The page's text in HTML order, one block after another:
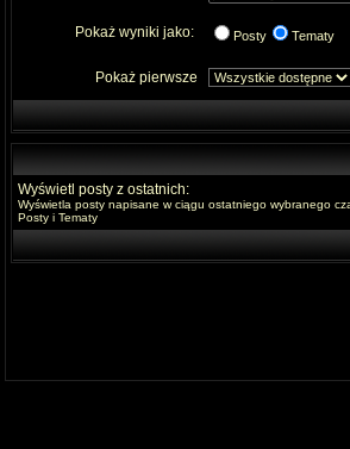
Pokaż wyniki jako: Posty Tematy
Pokaż pierwsze
Wyświetl posty z ostatnich:
Wyświetla posty napisane w ciągu ostatniego wybranego
Posty i Tematy